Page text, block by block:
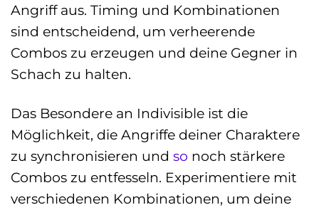
Angriff aus. Timing und Kombinationen
sind entscheidend, um verheerende
Combos zu erzeugen und deine Gegner in
Schach zu halten.
Das Besondere an Indivisible ist die
Möglichkeit, die Angriffe deiner Charaktere
zu synchronisieren und so noch stärkere
Combos zu entfesseln. Experimentiere mit
verschiedenen Kombinationen, um deine